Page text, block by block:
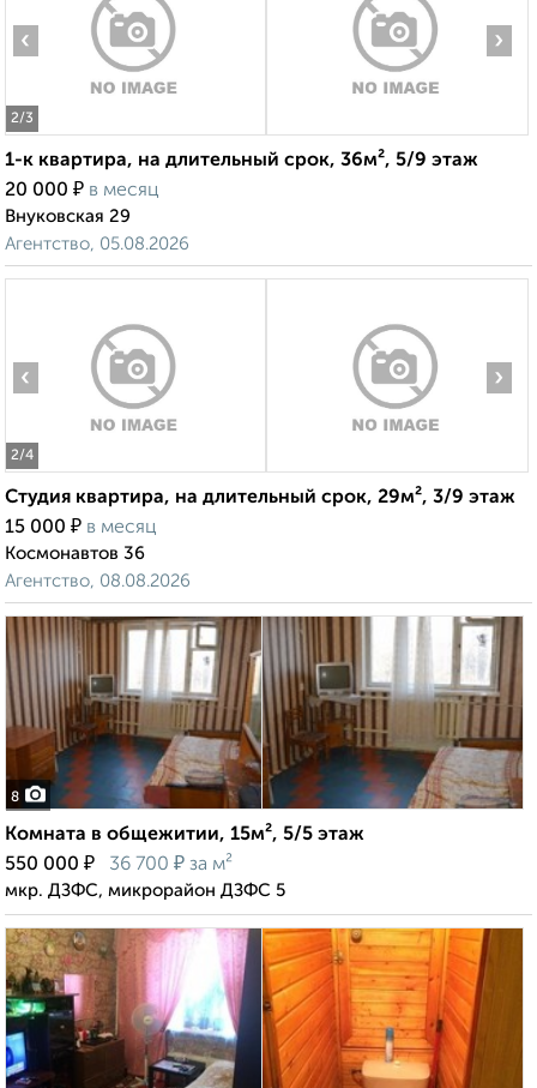
2/3
‹ ›
1-к квартира, на длительный срок, 36м², 5/9 этаж
20 000 ₽ в месяц
Внуковская 29
Агентство, 05.08.2026
2/4
‹ ›
Студия квартира, на длительный срок, 29м², 3/9 этаж
15 000 ₽ в месяц
Космонавтов 36
Агентство, 08.08.2026
8
Комната в общежитии, 15м², 5/5 этаж
550 000 ₽ 36 700 ₽ за м²
мкр. ДЗФС, микрорайон ДЗФС 5